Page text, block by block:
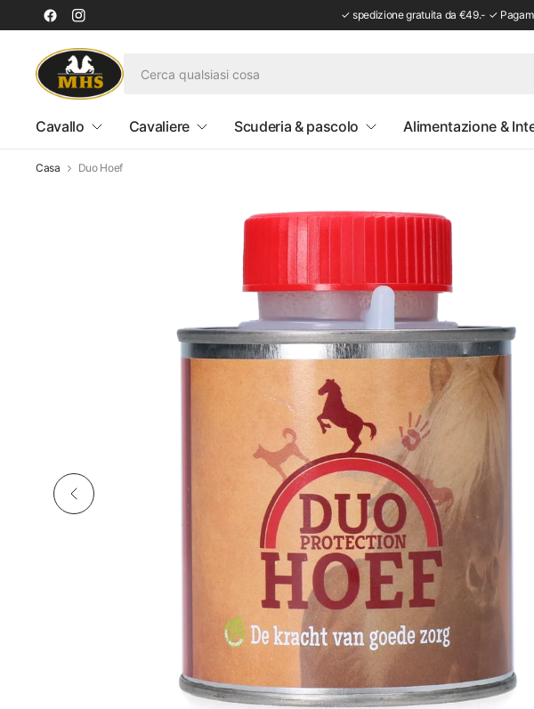
✓ spedizione gratuita da €49.- ✓
Cavallo Cavaliere Scuderia & pascolo Alimentazione &
Casa Duo Hoef